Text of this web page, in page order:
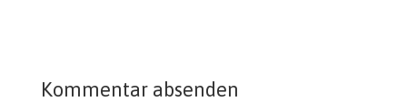
Kommentar absenden